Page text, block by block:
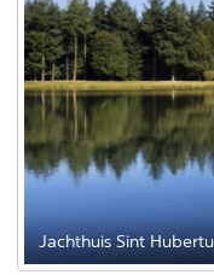
Jachthuis Sint